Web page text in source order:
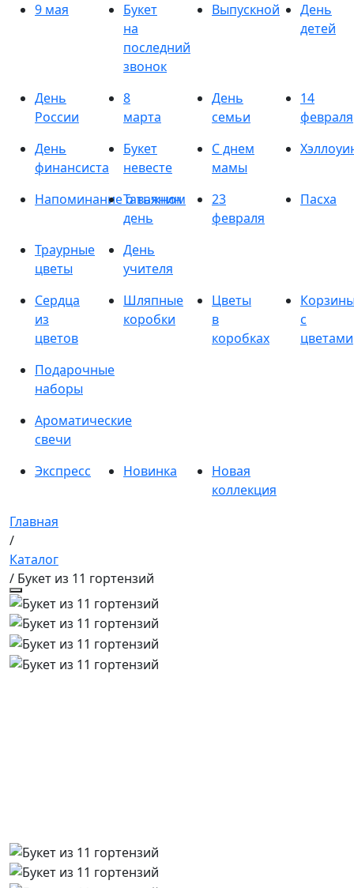
9 мая
Букет
на
последний
звонок
Выпускной
День
детей
День
России
8
марта
День
семьи
14
февраля
День
финансиста
Букет
невесте
С днем
мамы
Напоминание о важном
Татьянин
день
23
февраля
Пасха
Траурные
цветы
День
учителя
Сердца
из
цветов
Шляпные
коробки
Цветы
в
коробках
с
цветами
Подарочные
наборы
Ароматические
свечи
Экспресс
Новинка
Новая
коллекция
Главная
/
Каталог
/ Букет из 11 гортензий